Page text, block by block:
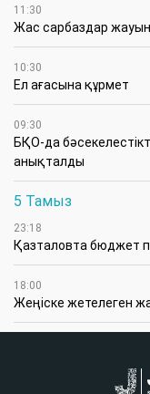
11:30
Жас сарбаздар
10:30
Ел ағасына құрмет
09:30
БҚО-да
анықталды
5 Тамыз
23:18
Қазталовта бюджет
18:00
Жеңіске жетелеген